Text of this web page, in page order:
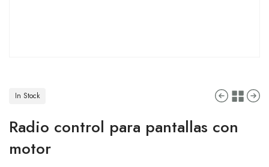
In Stock
Radio control para pantallas con
motor